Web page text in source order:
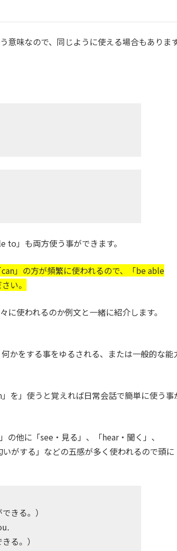
意味なので、同じように使える場合もありま
to」も両方使う事ができます。
」の方が頻繁に使われるので、「be able
い。
使われるのか例文と一緒に紹介します。
かをする事をゆるされる、または一般的な能
を」使うと覚えれば日常会話で簡単に使う事
の他に「see・見る」、「hear・聞く」、
がする」などの五感が多く使われるので頭に
きる。）
る。）